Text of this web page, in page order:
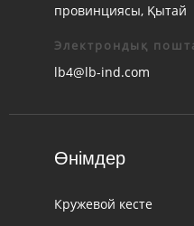
провинциясы, Қытай
Электрондық
lb4@lb-ind.com
Өнімдер
Кружевой кесте